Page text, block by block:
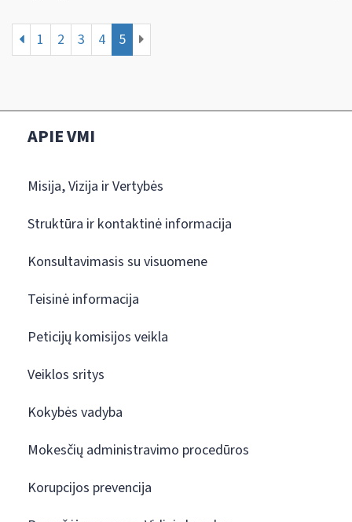
1 2 3 4 5
APIE VMI
Misija, Vizija ir Vertybės
Struktūra ir kontaktinė informacija
Konsultavimasis su visuomene
Teisinė informacija
Peticijų komisijos veikla
Veiklos sritys
Kokybės vadyba
Mokesčių administravimo procedūros
Korupcijos prevencija